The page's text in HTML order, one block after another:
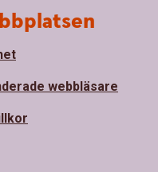
webbläsare